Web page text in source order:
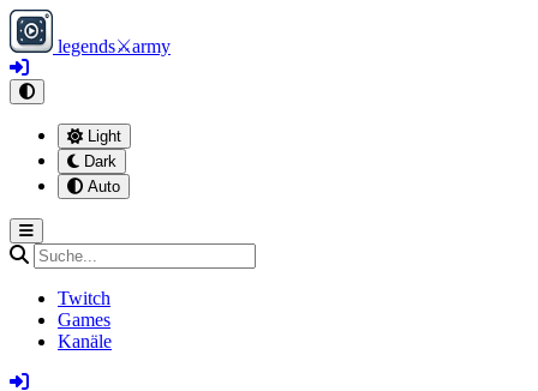
legends⚔army
Light
Dark
Auto
Twitch
Games
Kanäle